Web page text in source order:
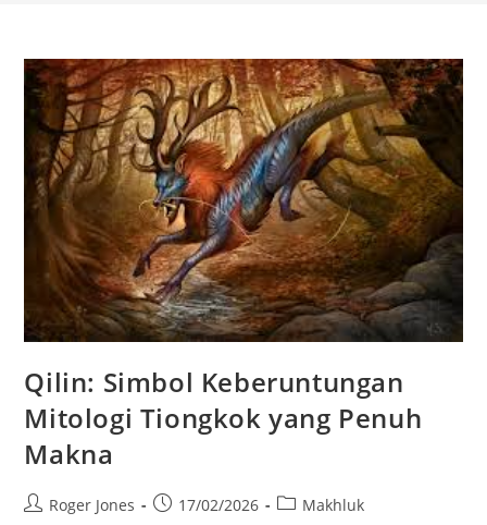
Qilin: Simbol Keberuntungan
Mitologi Tiongkok yang Penuh
Makna
PostRoger Jones
Post17/02/2026
PostMakhluk